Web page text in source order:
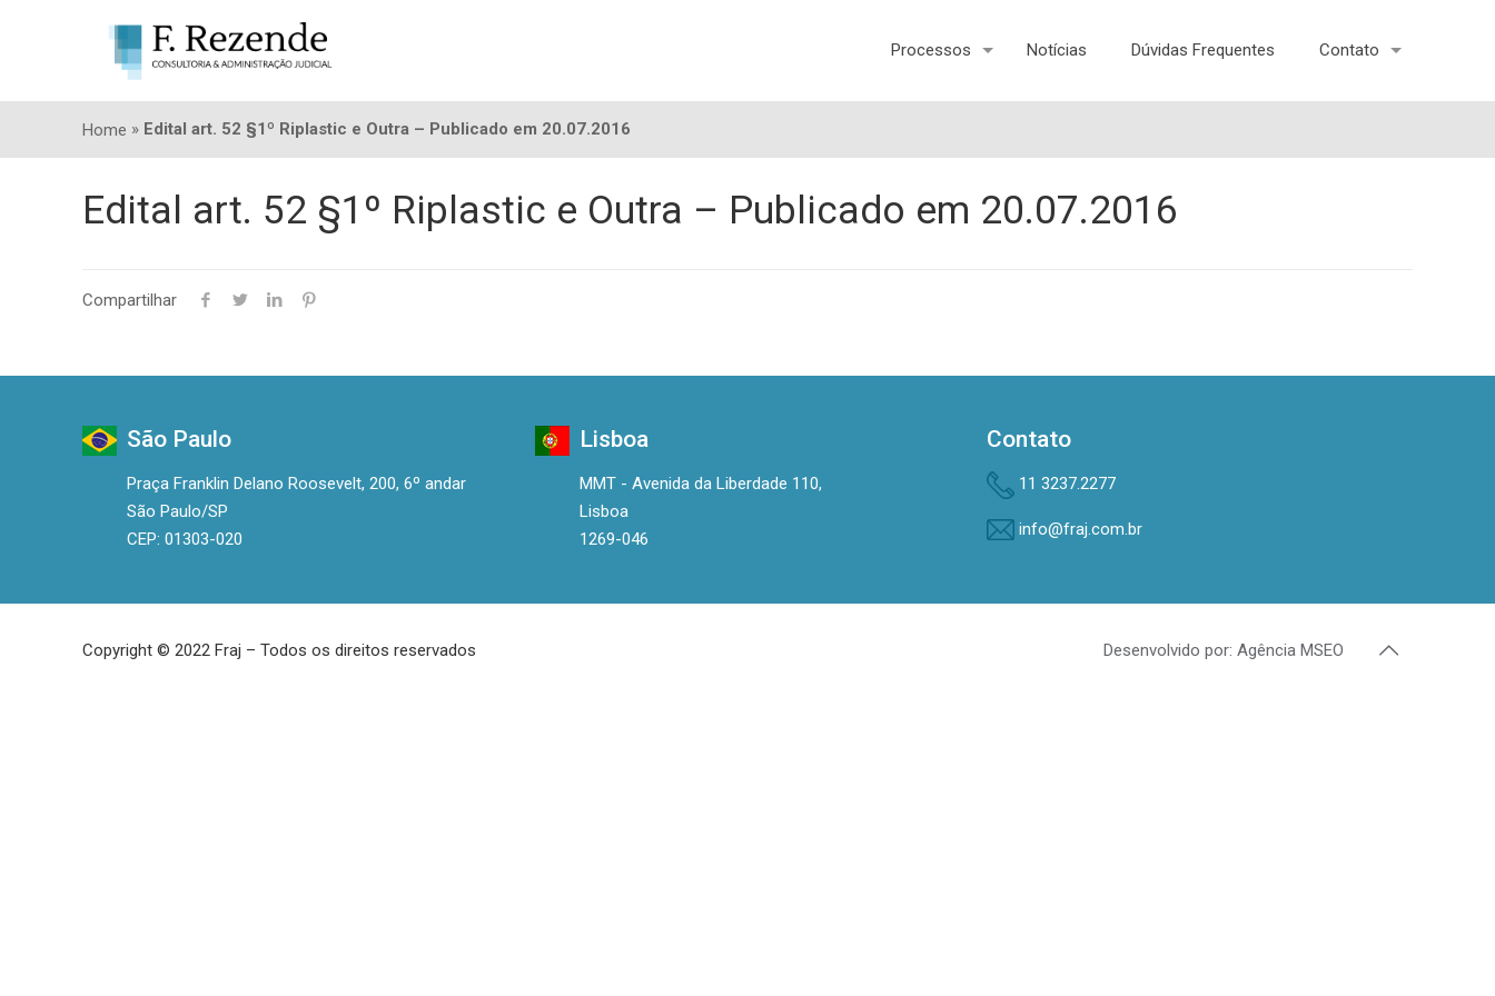
Processos Notícias Dúvidas Frequentes Contato
Home » Edital art. 52 §1º Riplastic e Outra – Publicado em 20.07.2016
Edital art. 52 §1º Riplastic e Outra – Publicado em 20.07.2016
Compartilhar
São Paulo
Praça Franklin Delano Roosevelt, 200, 6º andar
São Paulo/SP
CEP: 01303-020
Lisboa
MMT - Avenida da Liberdade 110,
Lisboa
1269-046
Contato
11 3237.2277
info@fraj.com.br
Copyright © 2022 Fraj – Todos os direitos reservados Desenvolvido por: Agência MSEO